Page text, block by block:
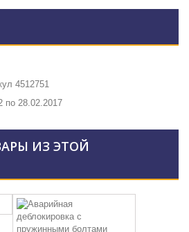
4512751
по 28.02.2017
ИЗ ЭТОЙ